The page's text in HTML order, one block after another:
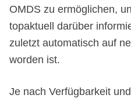
OMDS zu ermöglichen,
topaktuell darüber
zuletzt automatisch auf
worden ist.
Je nach Verfügbarkeit